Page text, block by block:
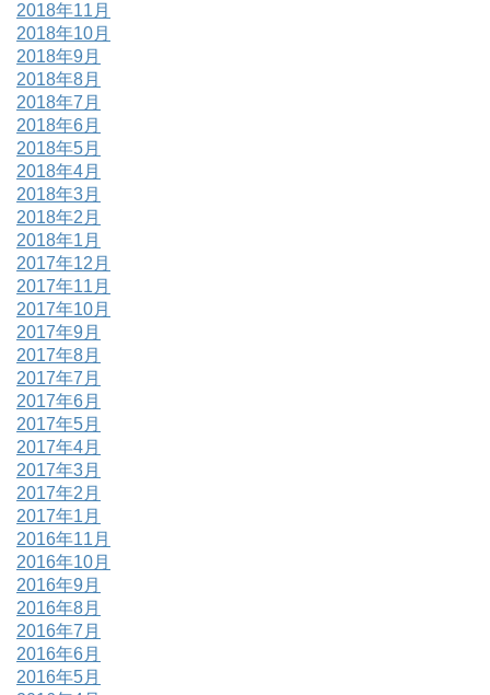
2018年11月
2018年10月
2018年9月
2018年8月
2018年7月
2018年6月
2018年5月
2018年4月
2018年3月
2018年2月
2018年1月
2017年12月
2017年11月
2017年10月
2017年9月
2017年8月
2017年7月
2017年6月
2017年5月
2017年4月
2017年3月
2017年2月
2017年1月
2016年11月
2016年10月
2016年9月
2016年8月
2016年7月
2016年6月
2016年5月